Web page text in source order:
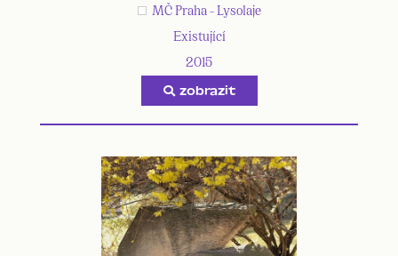
MČ Praha - Lysolaje
Existující
2015
zobrazit